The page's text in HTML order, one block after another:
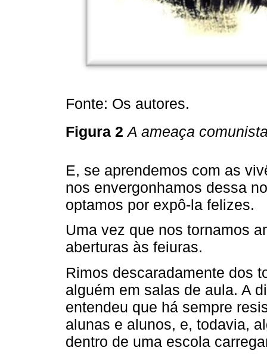
Fonte: Os autores.
Figura 2A ameaça
E, se aprendemos com as
nos envergonhamos dessa
optamos por expô-la felizes.
Uma vez que nos tornamos
aberturas às feiuras.
Rimos descaradamente dos
alguém em salas de aula. A
entendeu que há sempre
alunas e alunos, e, todavia,
dentro de uma escola